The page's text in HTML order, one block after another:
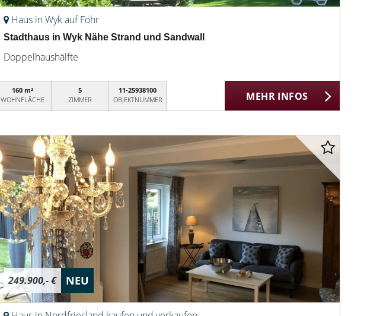
Haus in Wyk auf Föhr
Stadthaus in Wyk Nähe Strand und Sandwall
Doppelhaushälfte
160 m²
WOHNFLÄCHE
5
ZIMMER
11-25938100
OBJEKTNUMMER
MEHR INFOS
249.900,- € NEU